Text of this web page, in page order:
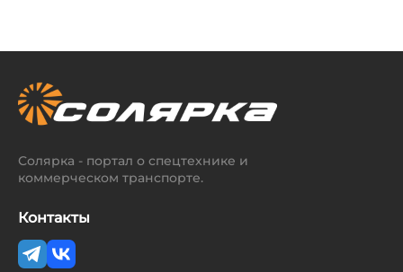
Солярка - портал о спецтехнике и
коммерческом транспорте.
Контакты